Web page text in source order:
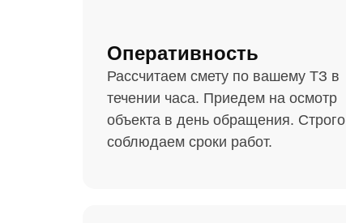
Оперативность
Рассчитаем смету по вашему ТЗ в
течении часа. Приедем на осмотр
объекта в день обращения. Строго
соблюдаем сроки работ.